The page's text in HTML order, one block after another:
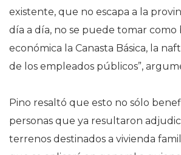
existente, que no escapa a la
día a día, no se puede tomar como
económica la Canasta Básica, la
de los empleados públicos”,
Pino resaltó que esto no sólo
personas que ya resultaron
terrenos destinados a vivienda